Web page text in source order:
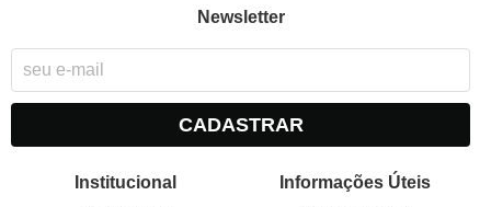
Newsletter
CADASTRAR
Institucional Informações Úteis